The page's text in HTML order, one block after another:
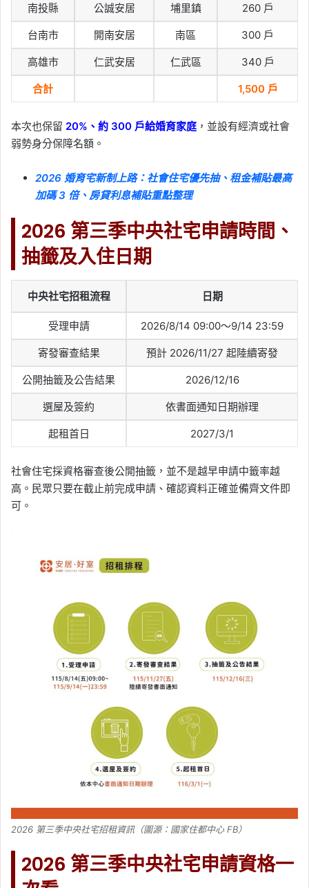
南投縣 公誠安居 埔里鎮 260 戶
台南市 開南安居 南區 300 戶
高雄市 仁武安居 仁武區 340 戶
合計 1,500 戶
本次也保留 20%、約 300 戶給婚育家庭 ，並設有經濟或社會
弱勢身分保障名額。
2026 婚育宅新制上路：社會住宅優先抽、租金補貼最高
加碼 3 倍、房貸利息補貼重點整理
2026 第三季中央社宅申請時間、
抽籤及入住日期
中央社宅招租流程 日期
受理申請 2026/8/14 09:00～9/14 23:59
寄發審查結果 預計 2026/11/27 起陸續寄發
公開抽籤及公告結果 2026/12/16
選屋及簽約 依書面通知日期辦理
起租首日 2027/3/1
社會住宅採資格審查後公開抽籤，並不是越早申請中籤率越
高。民眾只要在截止前完成申請、確認資料正確並備齊文件即
可。
2026 第三季中央社宅招租資訊（圖源：國家住都中心 FB）
2026 第三季中央社宅申請資格一